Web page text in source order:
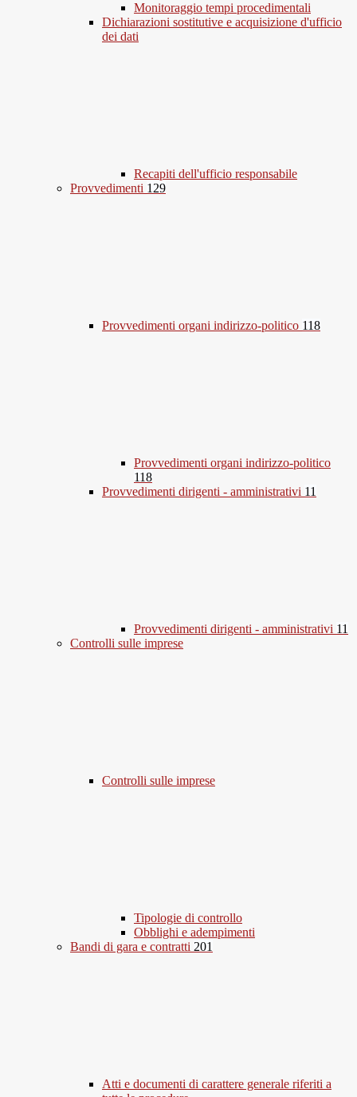
Monitoraggio tempi procedimentali
Dichiarazioni sostitutive e acquisizione d'ufficio
dei dati
Recapiti dell'ufficio responsabile
Provvedimenti 129
Provvedimenti organi indirizzo-politico 118
Provvedimenti organi indirizzo-politico
118
Provvedimenti dirigenti - amministrativi 11
Provvedimenti dirigenti - amministrativi 11
Controlli sulle imprese
Controlli sulle imprese
Tipologie di controllo
Obblighi e adempimenti
Bandi di gara e contratti 201
Atti e documenti di carattere generale riferiti a